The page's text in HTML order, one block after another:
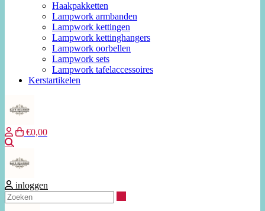
Haakpakketten
Lampwork armbanden
Lampwork kettingen
Lampwork kettinghangers
Lampwork oorbellen
Lampwork sets
Lampwork tafelaccessoires
Kerstartikelen
€0,00
inloggen